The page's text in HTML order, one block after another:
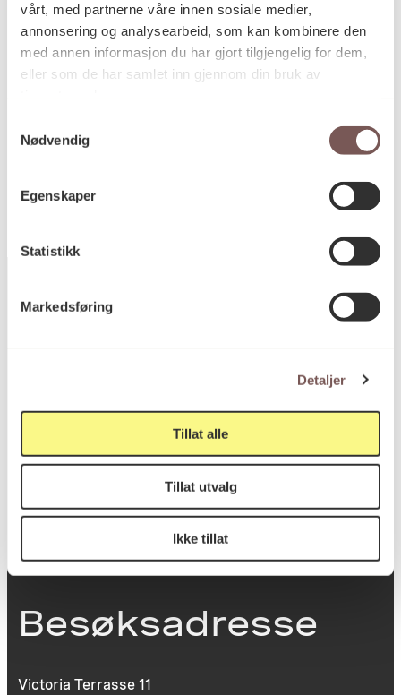
vårt, med partnerne våre innen sosiale medier,
annonsering og analysearbeid, som kan kombinere den
med annen informasjon du har gjort tilgjengelig for dem,
eller som de har samlet inn gjennom din bruk av
Nødvendig
Egenskaper
Statistikk
Markedsføring
Detaljer
Tillat alle
Tillat utvalg
Ikke tillat
Mål
Antall: 15
Høyde: varierer fra 18 – 83cm
Bredde: varierer fra 5 – 47cm
Reference
Postboks 6994
0130 Oslo
Besøksadresse
Victoria Terrasse 11